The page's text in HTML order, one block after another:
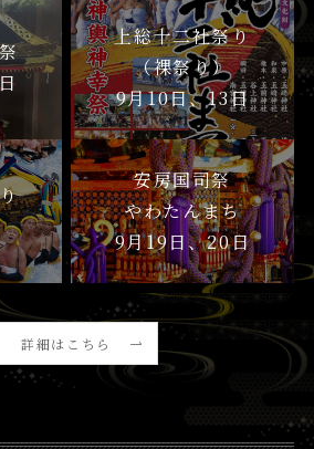
上総十二社祭り
（裸祭り）
9月10日、13日
安房国司祭
やわたんまち
9月19日、20日
詳細はこちら